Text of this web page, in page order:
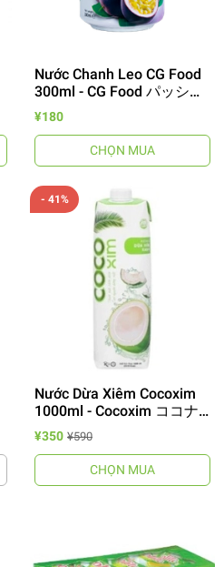
Nước Chanh Leo CG Food
300ml - CG Food パッショ
ンフルーツジュース
¥180
CHỌN MUA
- 41%
Nước Dừa Xiêm Cocoxim
1000ml - Cocoxim ココナ
ッツウォーター
¥350 ¥590
CHỌN MUA